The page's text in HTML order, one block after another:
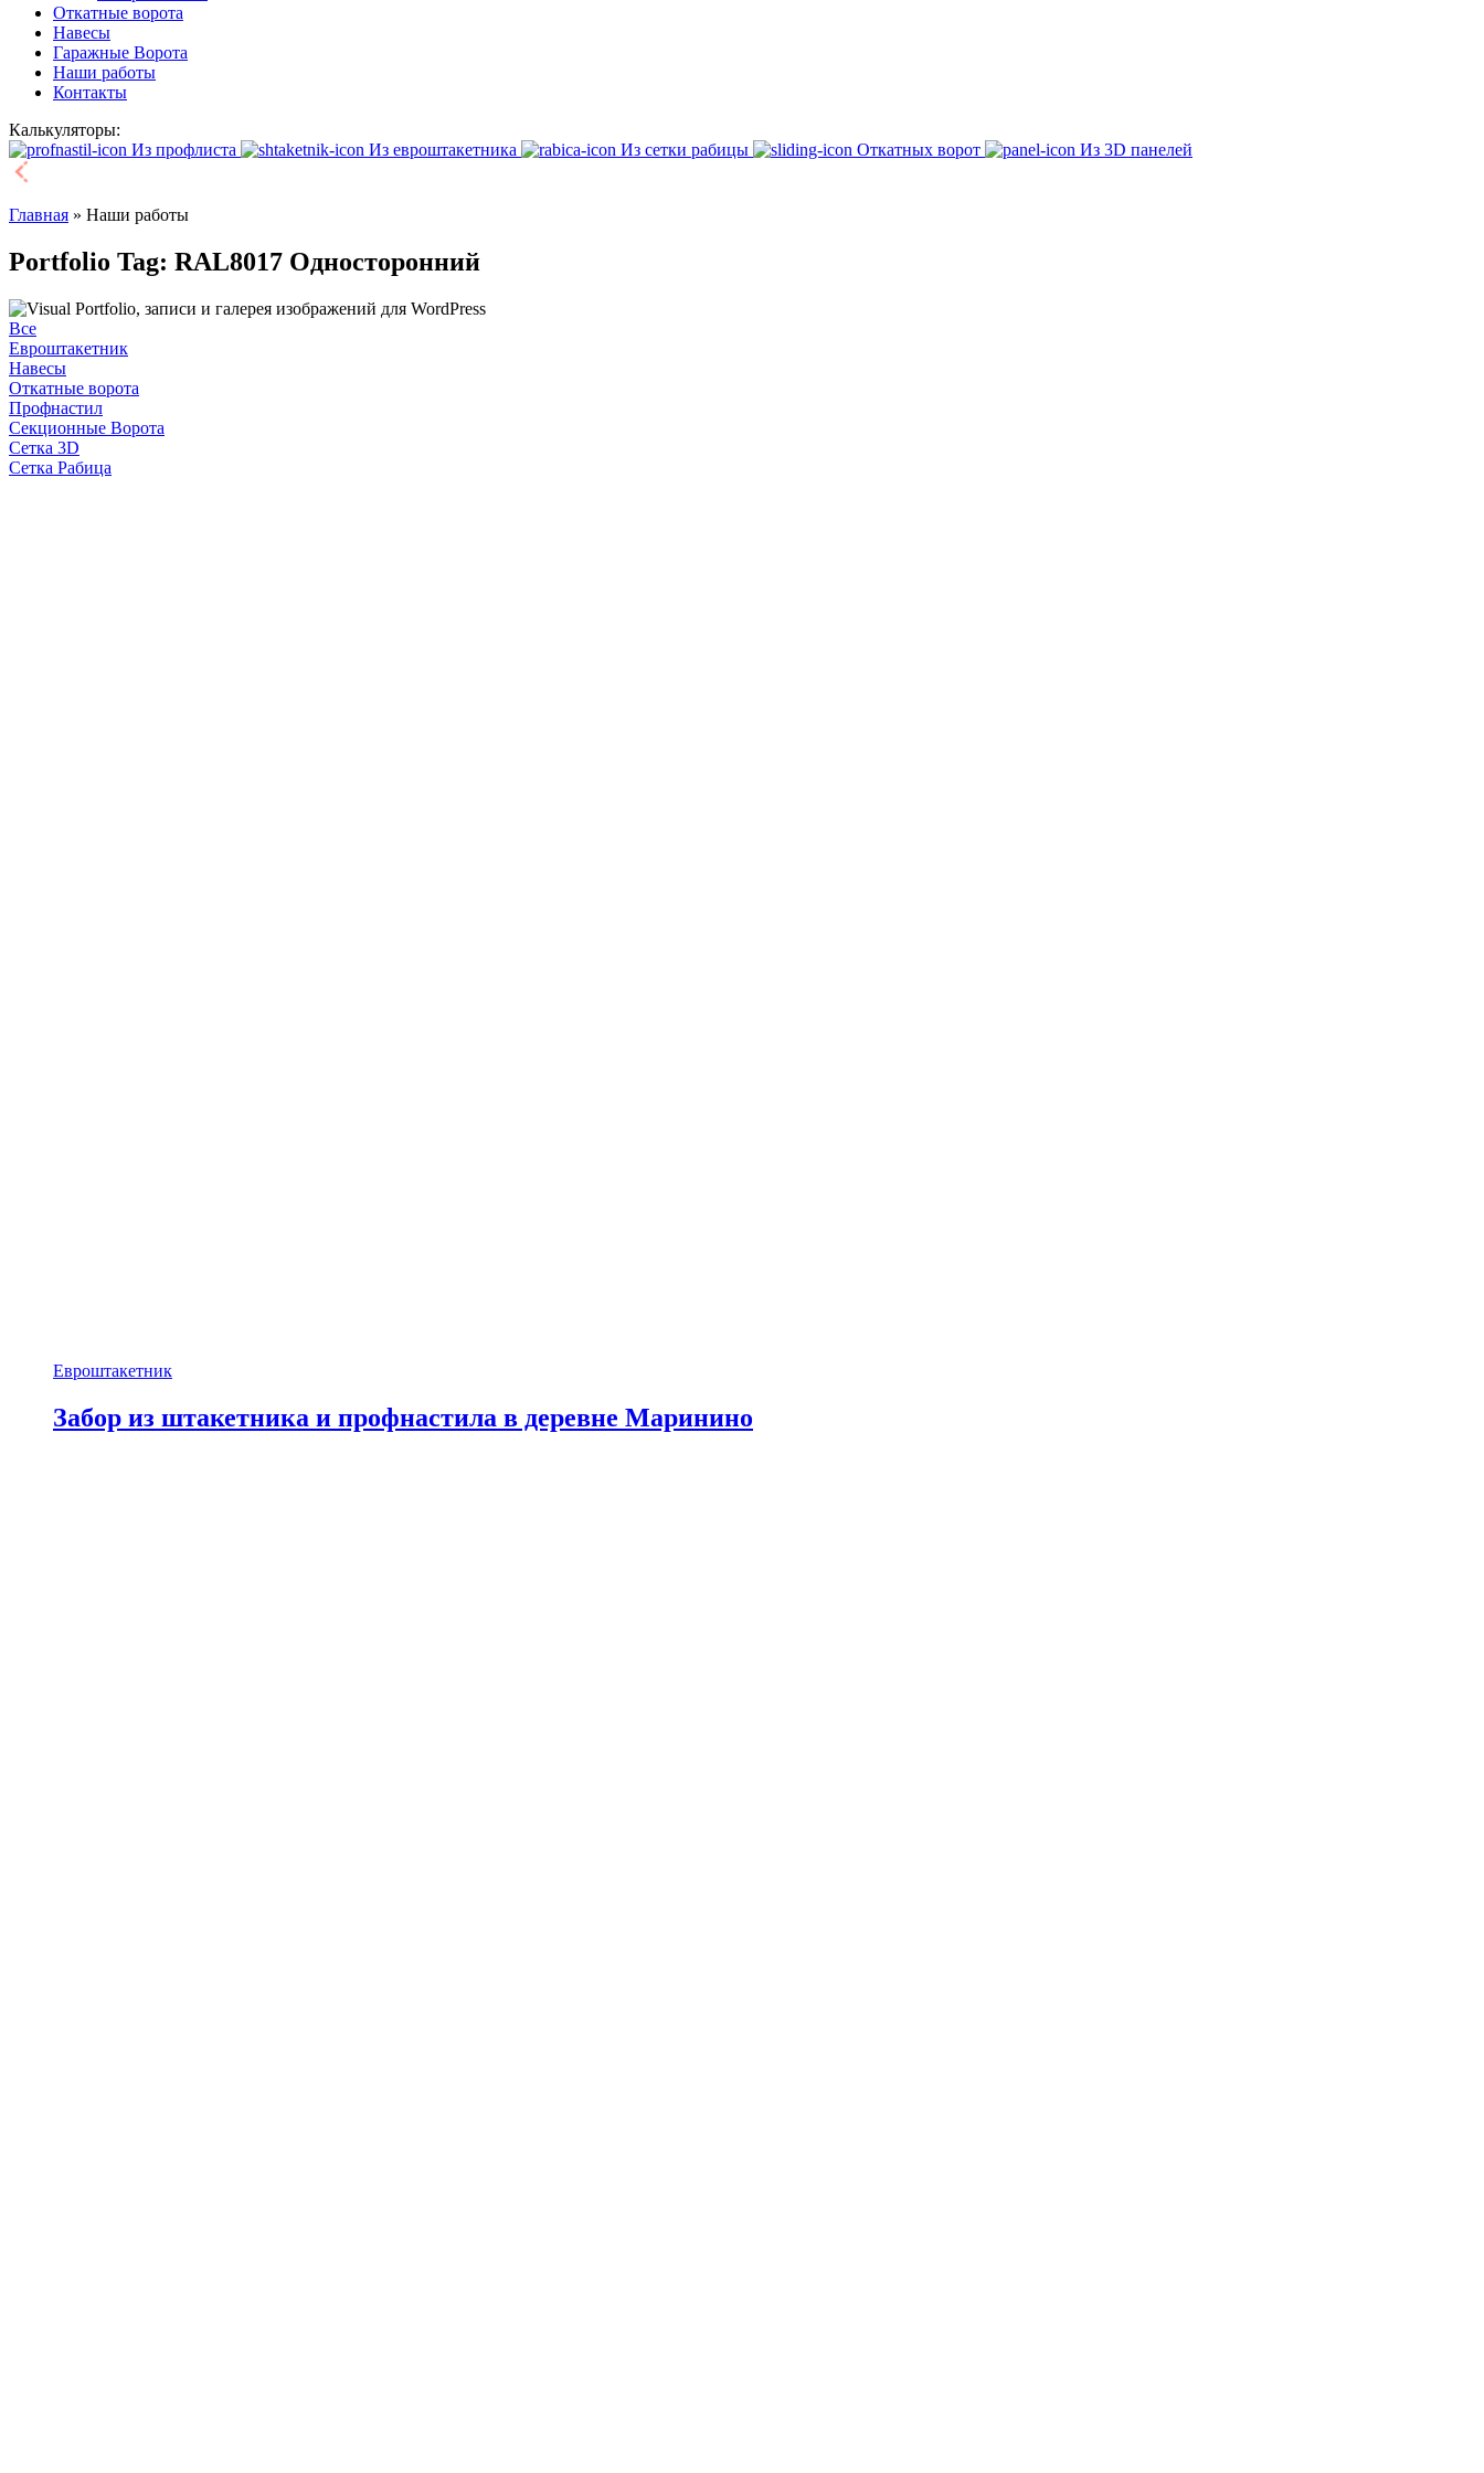
Откатные ворота
Навесы
Гаражные Ворота
Наши работы
Контакты
Калькуляторы:
Из профлиста
Из евроштакетника Из сетки рабицы Откатных ворот Из 3D панелей
Главная » Наши работы
Portfolio Tag: RAL8017 Односторонний
Все
Евроштакетник
Навесы
Откатные ворота
Профнастил
Секционные Ворота
Сетка 3D
Сетка Рабица
Евроштакетник
Забор из штакетника и профнастила в деревне Маринино